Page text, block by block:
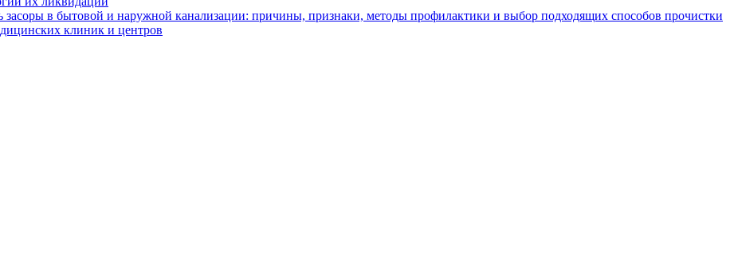
засоры в бытовой и наружной канализации: причины, признаки, методы профилактики и выбор подходящих способов прочистки
клиник и центров